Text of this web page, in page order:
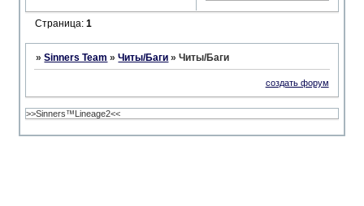
Страница:1
»Sinners Team »Читы/Баги »Читы/Баги
создать форум
>>Sinners™Lineage2<<